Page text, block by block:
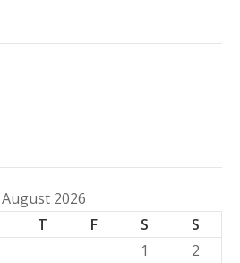
August 2026
T F S
S
1
2